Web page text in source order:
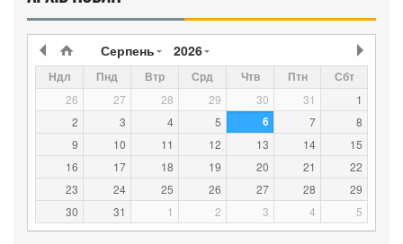
Серпень 2026
Ндл Пнд Втр Срд Чтв Птн Сбт
26 27 28 29 30 31
1
2
3 4 5 6 7
8
9
10 11 12 13 14
15
16
17 18 19 20 21
22
23
24 25 26 27 28
29
30
31 1 2 3 4 5